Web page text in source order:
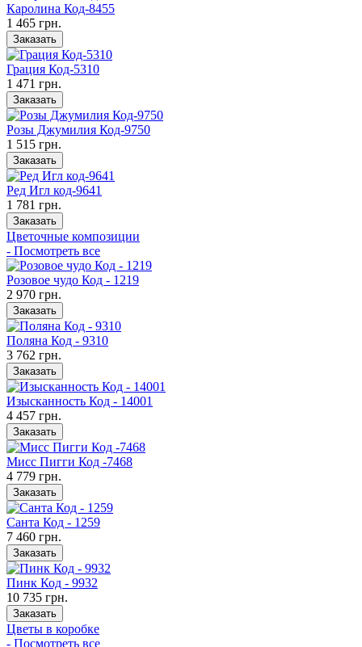
Каролина Код-8455
1 465 грн.
Заказать
Грация Код-5310
1 471 грн.
Заказать
Розы Джумилия Код-9750
1 515 грн.
Заказать
Ред Игл код-9641
1 781 грн.
Заказать
Цветочные композиции
- Посмотреть все
Розовое чудо Код - 1219
2 970 грн.
Заказать
Поляна Код - 9310
3 762 грн.
Заказать
Изысканность Код - 14001
4 457 грн.
Заказать
Мисс Пигги Код -7468
4 779 грн.
Заказать
Санта Код - 1259
7 460 грн.
Заказать
Пинк Код - 9932
10 735 грн.
Заказать
Цветы в коробке
- Посмотреть все